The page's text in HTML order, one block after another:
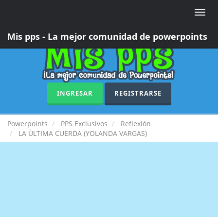
Toggle
Mis pps - La mejor comunidad de powerpoints
INGRESAR REGISTRARSE
Powerpoints PPS Exclusivos
Reflexión
LA ÚLTIMA CUERDA (YOLANDA VARGAS)